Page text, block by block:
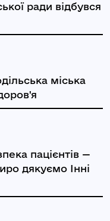
ради відбувся
міська
пацієнтів —
дякуємо Інні